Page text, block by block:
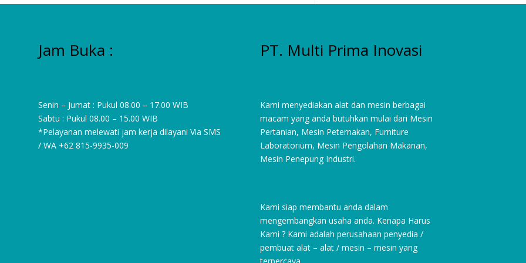
Jam Buka :
Senin – Jumat : Pukul 08.00 – 17.00 WIB
Sabtu : Pukul 08.00 – 15.00 WIB
*Pelayanan melewati jam kerja dilayani Via SMS
/ WA +62 815-9935-009
PT. Multi Prima Inovasi
Kami menyediakan alat dan mesin berbagai
macam yang anda butuhkan mulai dari Mesin
Pertanian, Mesin Peternakan, Furniture
Laboratorium, Mesin Pengolahan Makanan,
Mesin Penepung Industri.
Kami siap membantu anda dalam
mengembangkan usaha anda. Kenapa Harus
Kami ? Kami adalah perusahaan penyedia /
pembuat alat – alat / mesin – mesin yang